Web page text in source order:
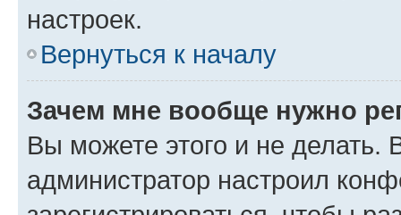
настроек.
Вернуться к началу
Зачем мне вообще нужно
Вы можете этого и не делать.
администратор настроил